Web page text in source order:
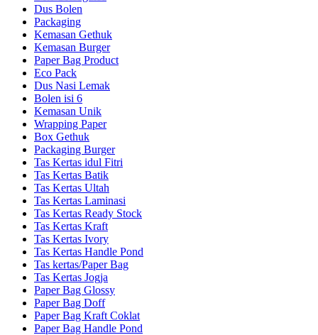
Dus Bolen
Packaging
Kemasan Gethuk
Kemasan Burger
Paper Bag Product
Eco Pack
Dus Nasi Lemak
Bolen isi 6
Kemasan Unik
Wrapping Paper
Box Gethuk
Packaging Burger
Tas Kertas idul Fitri
Tas Kertas Batik
Tas Kertas Ultah
Tas Kertas Laminasi
Tas Kertas Ready Stock
Tas Kertas Kraft
Tas Kertas Ivory
Tas Kertas Handle Pond
Tas kertas/Paper Bag
Tas Kertas Jogja
Paper Bag Glossy
Paper Bag Doff
Paper Bag Kraft Coklat
Paper Bag Handle Pond